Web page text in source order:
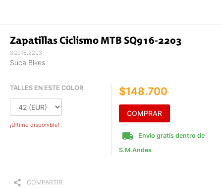
Zapatillas Ciclismo MTB SQ916-2203
SQ916.2203
Suca Bikes
TALLES EN ESTE COLOR
¡Último disponible!
$148.700
COMPRAR
local_shipping
Envío gratis dentro de
S.M.Andes
share COMPARTIR